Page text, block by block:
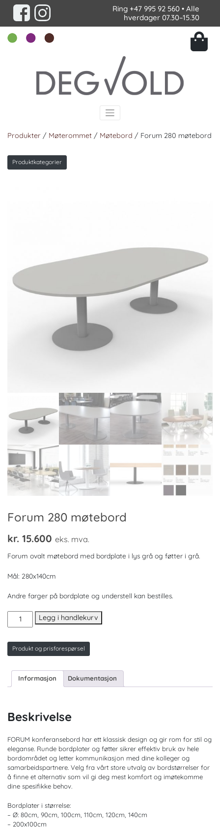
Ring +47 995 92 560 • Alle
hverdager 07.30–15.30
Produkter / Møterommet / Møtebord / Forum 280 møtebord
Produktkategorier
Forum 280 møtebord
kr. 15.600 eks. mva.
Forum ovalt møtebord med bordplate i lys grå og føtter i grå.
Mål: 280x140cm
Andre farger på bordplate og understell kan bestilles.
Forum
280
antall
Legg i handlekurv
Produkt og prisforespørsel
Informasjon Dokumentasjon
Beskrivelse
FORUM konferansebord har ett klassisk design og gir rom for stil og
eleganse. Runde bordplater og føtter sikrer effektiv bruk av hele
bordområdet og letter kommunikasjon med dine kolleger og
samarbeidspartnere. Velg fra vårt store utvalg av bordstørrelser for
å finne et alternativ som vil gi deg mest komfort og imøtekomme
dine spesifikke behov.
Bordplater i størrelse:
– Ø: 80cm, 90cm, 100cm, 110cm, 120cm, 140cm
– 200x100cm